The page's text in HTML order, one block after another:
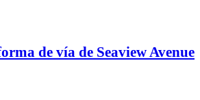
de vía de Seaview Avenue